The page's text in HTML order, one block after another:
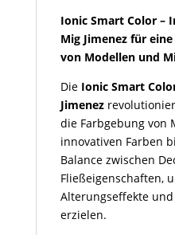
Ionic Smart Color –
Mig Jimenez für
von Modellen und
Die Ionic Smart
Jimenez
die Farbgebung von
innovativen Farben
Balance zwischen
Fließeigenschaften,
Alterungseffekte
erzielen.